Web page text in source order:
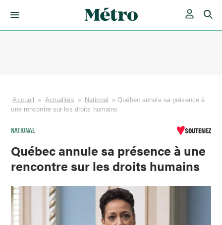
Accueil » Actualités » National »Québec annule sa présence à
une rencontre sur les droits humains
NATIONAL SOUTENEZ
Québec annule sa présence à une
rencontre sur les droits humains